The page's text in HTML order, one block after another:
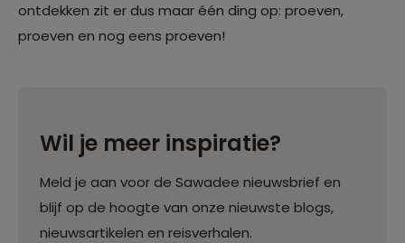
ontdekken zit er dus maar één ding op: proeven,
proeven en nog eens proeven!
Wil je meer inspiratie?
Meld je aan voor de Sawadee nieuwsbrief en
blijf op de hoogte van onze nieuwste blogs,
nieuwsartikelen en reisverhalen.